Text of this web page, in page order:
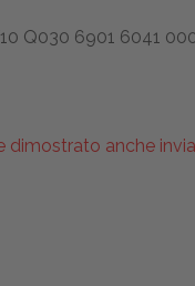
Q030 6901 6041
anche